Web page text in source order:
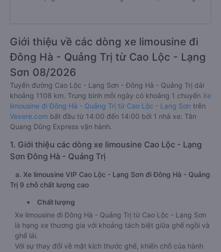
Giới thiệu về các dòng xe limousine đi
Đông Hà - Quảng Trị từ Cao Lộc - Lạng
Sơn 08/2026
Tuyến đường Cao Lộc - Lạng Sơn - Đông Hà - Quảng Trị dài
khoảng 1108 km. Trung bình mỗi ngày có khoảng 1 chuyến Xe
limousine đi Đông Hà - Quảng Trị từ Cao Lộc - Lạng Sơn trên
Vexere.com bắt đầu từ 14:00 đến 14:00 bởi 1 nhà xe: Tân
Quang Dũng Express vận hành.
1. Giới thiệu các dòng xe limousine Cao Lộc - Lạng
Sơn Đông Hà - Quảng Trị
a. Xe limousine VIP Cao Lộc - Lạng Sơn đi Đông Hà - Quảng
Trị 9 chỗ chất lượng cao
Chất lượng
Xe limousine đi Đông Hà - Quảng Trị từ Cao Lộc - Lạng Sơn
là hạng xe thương gia với khoảng tách biệt giữa ghế ngồi và
ghế lái.
Với sự thay đổi về mặt kích thước ghế, khiến chỗ của hành